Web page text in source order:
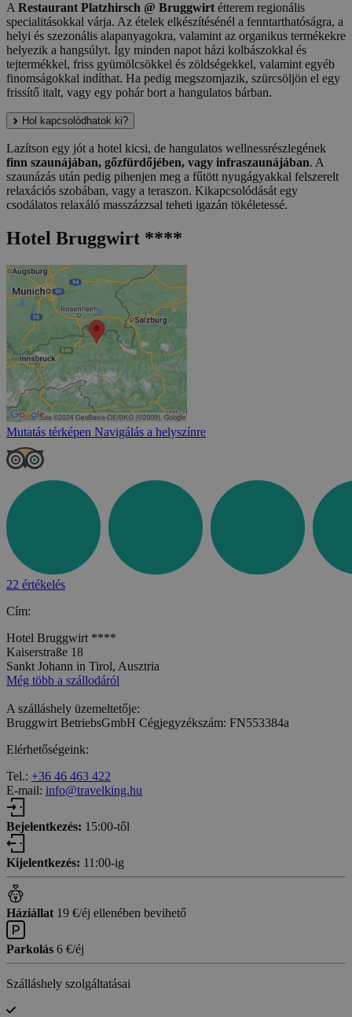
A Restaurant Platzhirsch @ Bruggwirt étterem regionális
specialitásokkal várja. Az ételek elkészítésénél a fenntarthatóságra, a
helyi és szezonális alapanyagokra, valamint az organikus termékekre
helyezik a hangsúlyt. Így minden napot házi kolbászokkal és
tejtermékkel, friss gyümölcsökkel és zöldségekkel, valamint egyéb
finomságokkal indíthat. Ha pedig megszomjazik, szürcsöljön el egy
frissítő italt, vagy egy pohár bort a hangulatos bárban.
Hol kapcsolódhatok ki?
Lazítson egy jót a hotel kicsi, de hangulatos wellnessrészlegének
finn szaunájában, gőzfürdőjében, vagy infraszaunájában. A
szaunázás után pedig pihenjen meg a fűtött nyugágyakkal felszerelt
relaxációs szobában, vagy a teraszon. Kikapcsolódását egy
csodálatos relaxáló masszázzsal teheti igazán tökéletessé.
Hotel Bruggwirt ****
Mutatás térképen Navigálás a helyszínre
22 értékelés
Cím:
Hotel Bruggwirt ****
Kaiserstraße 18
Sankt Johann in Tirol, Ausztria
Még több a szállodáról
A szálláshely üzemeltetője:
Bruggwirt BetriebsGmbH Cégjegyzékszám: FN553384a
Elérhetőségeink:
Tel.: +36 46 463 422
E-mail: info@travelking.hu
Bejelentkezés: 15:00-től
Kijelentkezés: 11:00-ig
Háziállat 19 €/éj ellenében bevihető
Parkolás 6 €/éj
Szálláshely szolgáltatásai